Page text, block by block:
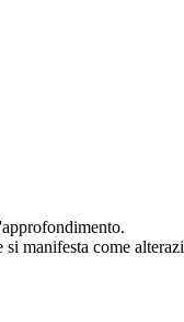
manifesta come